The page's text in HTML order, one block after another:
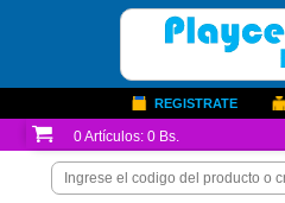
REGISTRATE
0Artículos:0 Bs.